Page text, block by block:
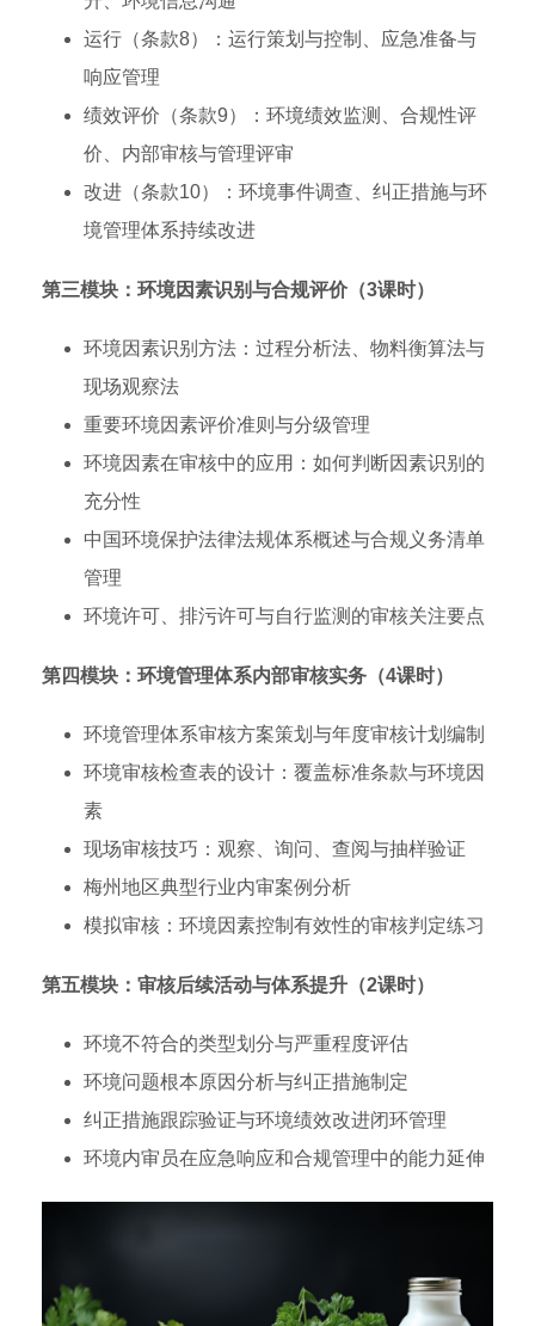
运行（条款8）：运行策划与控制、应急准备与
响应管理
绩效评价（条款9）：环境绩效监测、合规性评
价、内部审核与管理评审
改进（条款10）：环境事件调查、纠正措施与环
境管理体系持续改进
第三模块：环境因素识别与合规评价（3课时）
环境因素识别方法：过程分析法、物料衡算法与
现场观察法
重要环境因素评价准则与分级管理
环境因素在审核中的应用：如何判断因素识别的
充分性
中国环境保护法律法规体系概述与合规义务清单
管理
环境许可、排污许可与自行监测的审核关注要点
第四模块：环境管理体系内部审核实务（4课时）
环境管理体系审核方案策划与年度审核计划编制
环境审核检查表的设计：覆盖标准条款与环境因
素
现场审核技巧：观察、询问、查阅与抽样验证
梅州地区典型行业内审案例分析
模拟审核：环境因素控制有效性的审核判定练习
第五模块：审核后续活动与体系提升（2课时）
环境不符合的类型划分与严重程度评估
环境问题根本原因分析与纠正措施制定
纠正措施跟踪验证与环境绩效改进闭环管理
环境内审员在应急响应和合规管理中的能力延伸